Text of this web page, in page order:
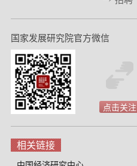
国家发展研究院官方微信
点击关注
相关链接